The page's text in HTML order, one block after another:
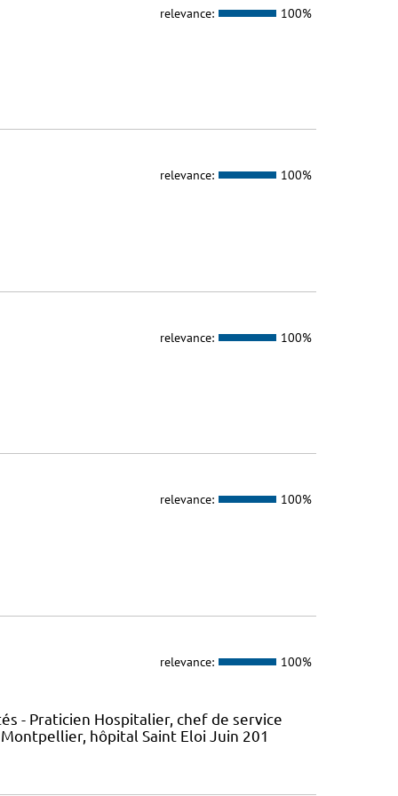
relevance: 100%
relevance: 100%
relevance: 100%
relevance: 100%
relevance: 100%
- Praticien Hospitalier, chef de service
hôpital Saint Eloi Juin 201